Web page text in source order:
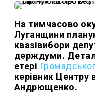
На тимчасово
Луганщини
квазівибори
держдуми.
етері
керівник Центру
Андрющенко.